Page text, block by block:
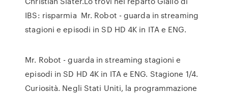
IBS: risparmia Mr. Robot - guarda in streaming
stagioni e episodi in SD HD 4K in ITA e ENG.
Mr. Robot - guarda in streaming stagioni e
episodi in SD HD 4K in ITA e ENG. Stagione 1/4.
Curiosità. Negli Stati Uniti, la programmazione